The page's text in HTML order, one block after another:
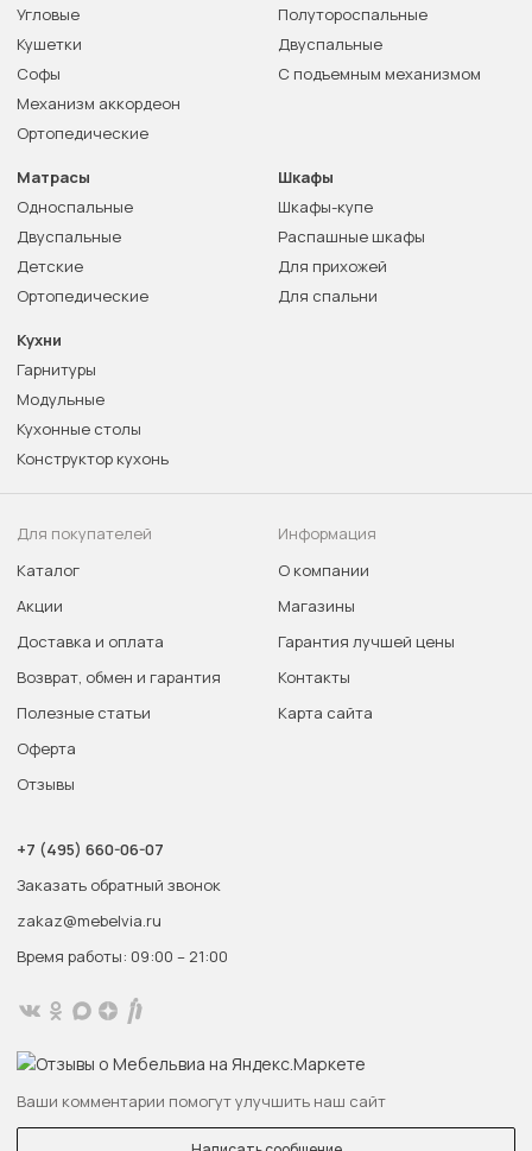
Угловые
Кушетки
Софы
Механизм аккордеон
Ортопедические
Полутороспальные
Двуспальные
С подъемным механизмом
Матрасы
Односпальные
Двуспальные
Детские
Ортопедические
Шкафы
Шкафы-купе
Распашные шкафы
Для прихожей
Для спальни
Кухни
Гарнитуры
Модульные
Кухонные столы
Конструктор кухонь
Для покупателей
Каталог
Акции
Доставка и оплата
Возврат, обмен и гарантия
Полезные статьи
Оферта
Отзывы
Информация
О компании
Магазины
Гарантия лучшей цены
Контакты
Карта сайта
+7 (495) 660-06-07
Заказать обратный звонок
zakaz@mebelvia.ru
Время работы: 09:00 – 21:00
Ваши комментарии помогут улучшить наш сайт